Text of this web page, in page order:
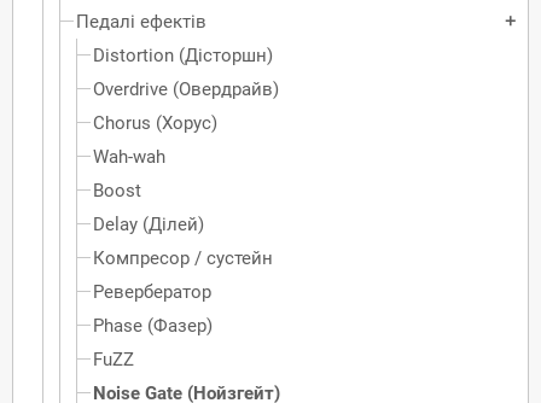
Педалі ефектів add
Distortion (Дісторшн)
Overdrive (Овердрайв)
Chorus (Хорус)
Wah-wah
Boost
Delay (Ділей)
Компресор / сустейн
Ревербератор
Phase (Фазер)
FuZZ
Noise Gate (Нойзгейт)